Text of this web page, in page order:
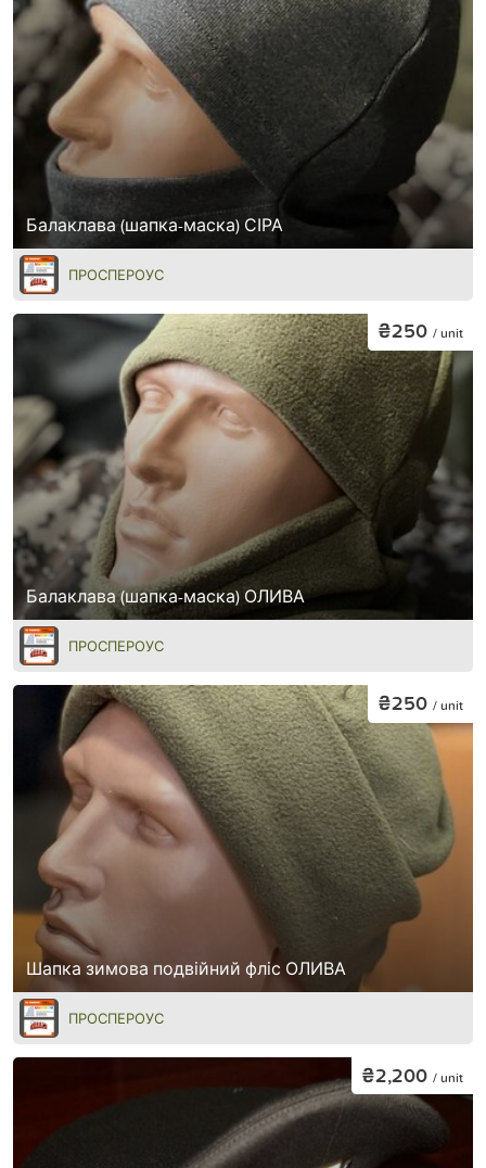
Балаклава (шапка-маска) СІРА
ПРОСПЕРОУС
Балаклава (шапка-маска) ОЛИВА
₴250 / unit
ПРОСПЕРОУС
Шапка зимова подвійний фліс ОЛИВА
₴250 / unit
ПРОСПЕРОУС
₴2,200 / unit